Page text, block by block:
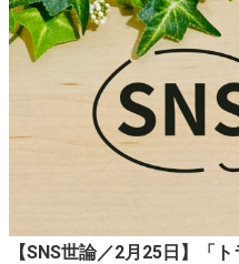
【SNS世論／2月25日】「